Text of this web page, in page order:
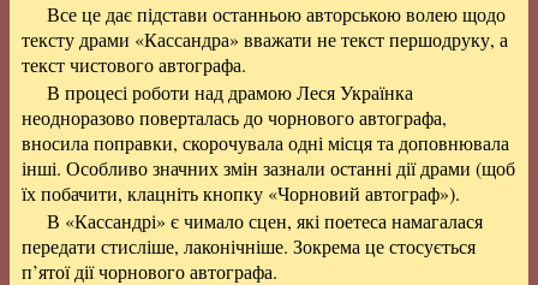
Все це дає підстави останньою авторською волею щодо
тексту драми «Кассандра» вважати не текст першодруку, а
текст чистового автографа.
В процесі роботи над драмою Леся Українка
неодноразово поверталась до чорнового автографа,
вносила поправки, скорочувала одні місця та доповнювала
інші. Особливо значних змін зазнали останні дії драми (щоб
їх побачити, клацніть кнопку «Чорновий автограф»).
В «Кассандрі» є чимало сцен, які поетеса намагалася
передати стисліше, лаконічніше. Зокрема це стосується
п’ятої дії чорнового автографа.